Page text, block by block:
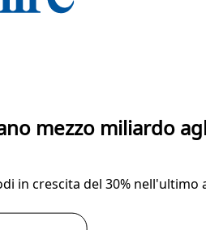
mezzo miliardo
in crescita del 30%